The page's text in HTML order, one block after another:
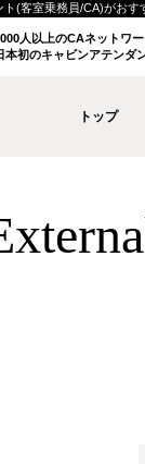
(客室乗務員/CA)がおす
人以上のCAネットワ
本初のキャビンアテンダ
トップ